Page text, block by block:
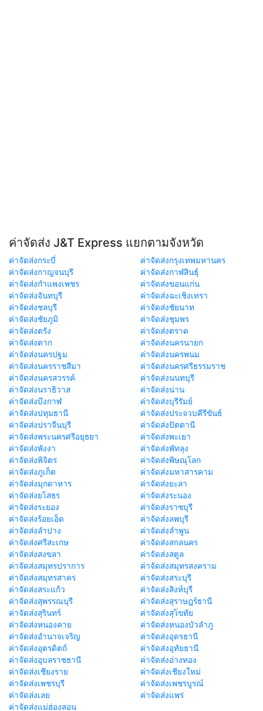
ค่าจัดส่ง J&T Express แยกตามจังหวัด
ค่าจัดส่งกระบี่
ค่าจัดส่งกรุงเทพมหานคร
ค่าจัดส่งกาญจนบุรี
ค่าจัดส่งกาฬสินธุ์
ค่าจัดส่งกำแพงเพชร
ค่าจัดส่งขอนแก่น
ค่าจัดส่งจันทบุรี
ค่าจัดส่งฉะเชิงเทรา
ค่าจัดส่งชลบุรี
ค่าจัดส่งชัยนาท
ค่าจัดส่งชัยภูมิ
ค่าจัดส่งชุมพร
ค่าจัดส่งตรัง
ค่าจัดส่งตราด
ค่าจัดส่งตาก
ค่าจัดส่งนครนายก
ค่าจัดส่งนครปฐม
ค่าจัดส่งนครพนม
ค่าจัดส่งนครราชสีมา
ค่าจัดส่งนครศรีธรรมราช
ค่าจัดส่งนครสวรรค์
ค่าจัดส่งนนทบุรี
ค่าจัดส่งนราธิวาส
ค่าจัดส่งน่าน
ค่าจัดส่งบึงกาฬ
ค่าจัดส่งบุรีรัมย์
ค่าจัดส่งปทุมธานี
ค่าจัดส่งประจวบคีรีขันธ์
ค่าจัดส่งปราจีนบุรี
ค่าจัดส่งปัตตานี
ค่าจัดส่งพระนครศรีอยุธยา
ค่าจัดส่งพะเยา
ค่าจัดส่งพังงา
ค่าจัดส่งพัทลุง
ค่าจัดส่งพิจิตร
ค่าจัดส่งพิษณุโลก
ค่าจัดส่งภูเก็ต
ค่าจัดส่งมหาสารคาม
ค่าจัดส่งมุกดาหาร
ค่าจัดส่งยะลา
ค่าจัดส่งยโสธร
ค่าจัดส่งระนอง
ค่าจัดส่งระยอง
ค่าจัดส่งราชบุรี
ค่าจัดส่งร้อยเอ็ด
ค่าจัดส่งลพบุรี
ค่าจัดส่งลำปาง
ค่าจัดส่งลำพูน
ค่าจัดส่งศรีสะเกษ
ค่าจัดส่งสกลนคร
ค่าจัดส่งสงขลา
ค่าจัดส่งสตูล
ค่าจัดส่งสมุทรปราการ
ค่าจัดส่งสมุทรสงคราม
ค่าจัดส่งสมุทรสาคร
ค่าจัดส่งสระบุรี
ค่าจัดส่งสระแก้ว
ค่าจัดส่งสิงห์บุรี
ค่าจัดส่งสุพรรณบุรี
ค่าจัดส่งสุราษฎร์ธานี
ค่าจัดส่งสุรินทร์
ค่าจัดส่งสุโขทัย
ค่าจัดส่งหนองคาย
ค่าจัดส่งหนองบัวลำภู
ค่าจัดส่งอำนาจเจริญ
ค่าจัดส่งอุดรธานี
ค่าจัดส่งอุตรดิตถ์
ค่าจัดส่งอุทัยธานี
ค่าจัดส่งอุบลราชธานี
ค่าจัดส่งอ่างทอง
ค่าจัดส่งเชียงราย
ค่าจัดส่งเชียงใหม่
ค่าจัดส่งเพชรบุรี
ค่าจัดส่งเพชรบูรณ์
ค่าจัดส่งเลย
ค่าจัดส่งแพร่
ค่าจัดส่งแม่ฮ่องสอน